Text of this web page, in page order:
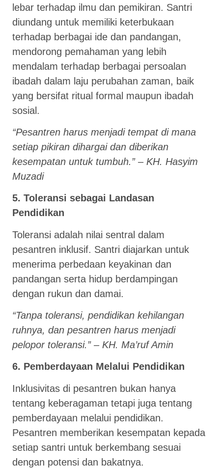
lebar terhadap ilmu dan pemikiran. Santri
diundang untuk memiliki keterbukaan
terhadap berbagai ide dan pandangan,
mendorong pemahaman yang lebih
mendalam terhadap berbagai persoalan
ibadah dalam laju perubahan zaman, baik
yang bersifat ritual formal maupun ibadah
sosial.
“Pesantren harus menjadi tempat di mana
setiap pikiran dihargai dan diberikan
kesempatan untuk tumbuh.” – KH. Hasyim
Muzadi
5. Toleransi sebagai Landasan
Pendidikan
Toleransi adalah nilai sentral dalam
pesantren inklusif. Santri diajarkan untuk
menerima perbedaan keyakinan dan
pandangan serta hidup berdampingan
dengan rukun dan damai.
“Tanpa toleransi, pendidikan kehilangan
ruhnya, dan pesantren harus menjadi
pelopor toleransi.” – KH. Ma’ruf Amin
6. Pemberdayaan Melalui Pendidikan
Inklusivitas di pesantren bukan hanya
tentang keberagaman tetapi juga tentang
pemberdayaan melalui pendidikan.
Pesantren memberikan kesempatan kepada
setiap santri untuk berkembang sesuai
dengan potensi dan bakatnya.